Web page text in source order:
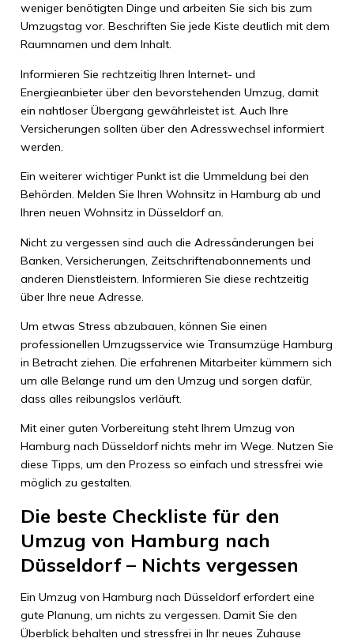
weniger benötigten Dinge und arbeiten Sie sich bis zum
Umzugstag vor. Beschriften Sie jede Kiste deutlich mit dem
Raumnamen und dem Inhalt.
Informieren Sie rechtzeitig Ihren Internet- und
Energieanbieter über den bevorstehenden Umzug, damit
ein nahtloser Übergang gewährleistet ist. Auch Ihre
Versicherungen sollten über den Adresswechsel informiert
werden.
Ein weiterer wichtiger Punkt ist die Ummeldung bei den
Behörden. Melden Sie Ihren Wohnsitz in Hamburg ab und
Ihren neuen Wohnsitz in Düsseldorf an.
Nicht zu vergessen sind auch die Adressänderungen bei
Banken, Versicherungen, Zeitschriftenabonnements und
anderen Dienstleistern. Informieren Sie diese rechtzeitig
über Ihre neue Adresse.
Um etwas Stress abzubauen, können Sie einen
professionellen Umzugsservice wie Transumzüge Hamburg
in Betracht ziehen. Die erfahrenen Mitarbeiter kümmern sich
um alle Belange rund um den Umzug und sorgen dafür,
dass alles reibungslos verläuft.
Mit einer guten Vorbereitung steht Ihrem Umzug von
Hamburg nach Düsseldorf nichts mehr im Wege. Nutzen Sie
diese Tipps, um den Prozess so einfach und stressfrei wie
möglich zu gestalten.
Die beste Checkliste für den
Umzug von Hamburg nach
Düsseldorf – Nichts vergessen
Ein Umzug von Hamburg nach Düsseldorf erfordert eine
gute Planung, um nichts zu vergessen. Damit Sie den
Überblick behalten und stressfrei in Ihr neues Zuhause